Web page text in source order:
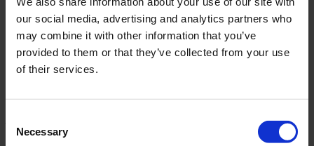
our social media, advertising and analytics partners who
may combine it with other information that you’ve
provided to them or that they’ve collected from your use
of their services.
Selection
Necessary
OTAへの依存度が高いことが明らかになった。.
本調査では、OTA市場におけるブッキング・ホールディン
グスの支配的地位（71.1%のシェア）と、デジタル化が進む
中でホテルがインターネット予約プラットフォームを利用す
PLATTFORMが、サードパーティの予約プラットフォームへ